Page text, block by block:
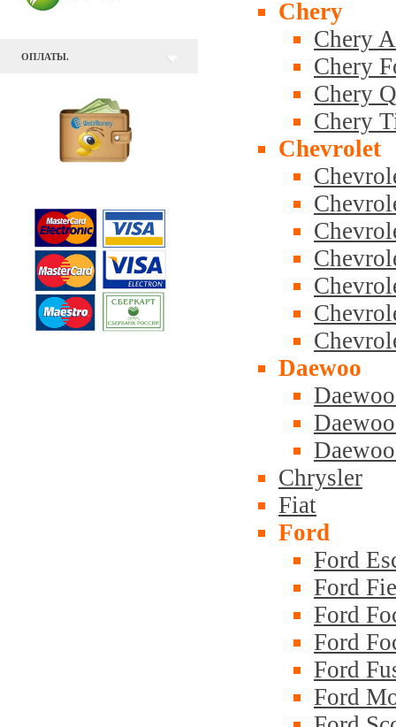
ОПЛАТЫ.
Chery
Chery
Chery
Chery
Chery
Chevrolet
Daewoo
Chrysler
Fiat
Ford
Ford
Ford
Ford
Ford
Ford
Ford